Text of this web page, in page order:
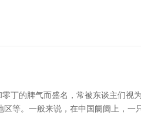
的脾气而盛名，常被东谈主们视
等。一般来说，在中国阛阓上，